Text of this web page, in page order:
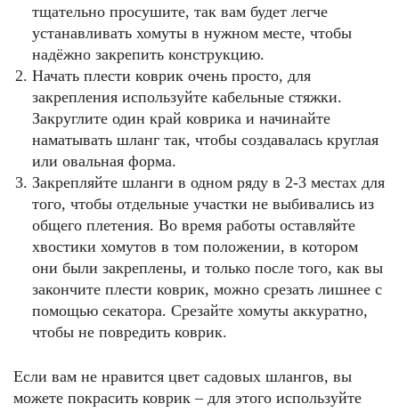
тщательно просушите, так вам будет легче
устанавливать хомуты в нужном месте, чтобы
надёжно закрепить конструкцию.
Начать плести коврик очень просто, для
закрепления используйте кабельные стяжки.
Закруглите один край коврика и начинайте
наматывать шланг так, чтобы создавалась круглая
или овальная форма.
Закрепляйте шланги в одном ряду в 2-3 местах для
того, чтобы отдельные участки не выбивались из
общего плетения. Во время работы оставляйте
хвостики хомутов в том положении, в котором
они были закреплены, и только после того, как вы
закончите плести коврик, можно срезать лишнее с
помощью секатора. Срезайте хомуты аккуратно,
чтобы не повредить коврик.
Если вам не нравится цвет садовых шлангов, вы
можете покрасить коврик – для этого используйте